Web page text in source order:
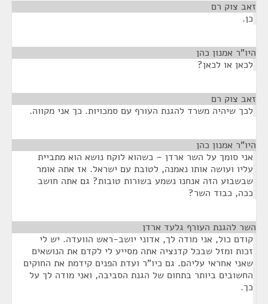
זאב צוק רם
כן.
היו"ר אמנון כהן
לכאן או לכאן?
זאב צוק רם
לכך שיהיה משרד להגנת העורף עם סמכויות. כך אני מקווה.
היו"ר אמנון כהן
אני סומך על השר ארדן – כשהוא לוקח נושא הוא מתביית
עליו ועושה אותו נאמנה, לטובת עם ישראל. אז אתה אומר
שבשבוע הזה אנחנו נשמע בשורות טובות? גם אתה חושב
ככה, כבוד השר?
השר להגנת העורף גלעד ארדן
קודם כול, אני מודה לך, אדוני יושב-ראש הוועדה. יש לי
זכות ומזל שבכל קדנציה אתה מסייע לי לקדם את הנושאים
שאני אחראי עליהם. גם כיו"ר ועדת הפנים קידמת את החוקים
החשובים ביותר בתחום של הגנת הסביבה, ואני מודה לך על
כך.